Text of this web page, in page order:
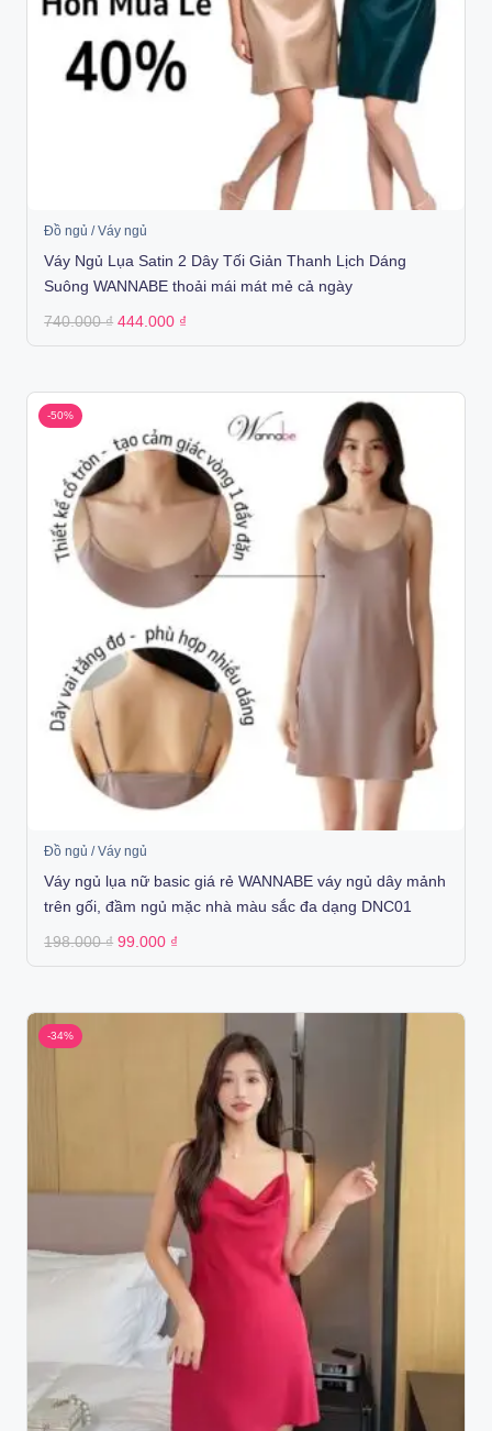
Đồ ngủ / Váy ngủ
Váy Ngủ Lụa Satin 2 Dây Tối Giản Thanh Lịch Dáng
Suông WANNABE thoải mái mát mẻ cả ngày
740.000₫ Original
was:
444.000 ₫
is:
-50%
Đồ ngủ / Váy ngủ
Váy ngủ lụa nữ basic giá rẻ WANNABE váy ngủ dây mảnh
trên gối, đầm ngủ mặc nhà màu sắc đa dạng DNC01
198.000₫ Original
was:
99.000 ₫
is:
-34%